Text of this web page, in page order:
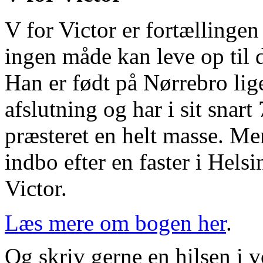
V for Victor er fortællingen
ingen måde kan leve op til
Han er født på Nørrebro
afslutning og har i sit
præsteret en helt masse.
indbo efter en faster i
Victor.
Læs mere om bogen her.
Og skriv gerne en hilsen i